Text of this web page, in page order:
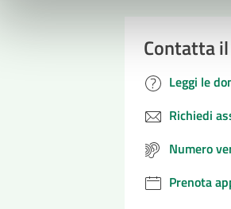
Contatta
Leggi le
Richiedi
Numero
Prenota